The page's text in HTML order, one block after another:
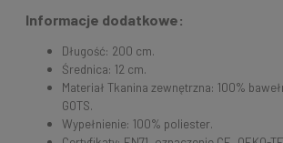
Informacje dodatkowe:
Długość: 200 cm.
Średnica: 12 cm.
Materiał Tkanina zewnętrzna: 100%
GOTS.
Wypełnienie: 100% poliester.